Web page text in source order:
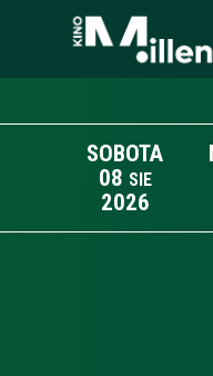
SOBOTA
08 SIE
2026